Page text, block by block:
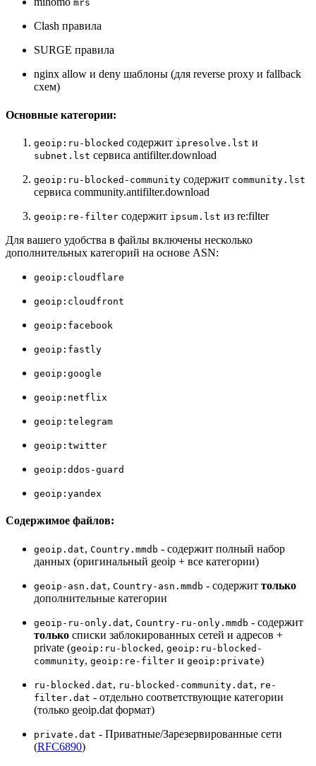
mrs
Clash правила
SURGE правила
nginx allow и deny шаблоны (для reverse proxy и fallback
схем)
Основные категории:
geoip:ru-blocked содержит ipresolve.lst и
subnet.lst сервиса antifilter.download
geoip:ru-blocked-community содержит community.lst
сервиса community.antifilter.download
geoip:re-filter содержит ipsum.lst из re:filter
Для вашего удобства в файлы включены несколько
дополнительных категорий на основе ASN:
geoip:cloudflare
geoip:cloudfront
geoip:facebook
geoip:fastly
geoip:google
geoip:netflix
geoip:telegram
geoip:twitter
geoip:ddos-guard
geoip:yandex
Содержимое файлов:
geoip.dat, Country.mmdb - содержит полный набор
данных (оригинальный geoip + все категории)
geoip-asn.dat, Country-asn.mmdb - содержит только
дополнительные категории
geoip-ru-only.dat, Country-ru-only.mmdb - содержит
только списки заблокированных сетей и адресов +
private (geoip:ru-blocked , geoip:ru-blocked-
community, geoip:re-filter и geoip:private)
ru-blocked.dat, ru-blocked-community.dat, re-
filter.dat - отдельно соответствующие категории
(только geoip.dat формат)
private.dat - Приватные/Зарезервированные сети
(RFC6890)